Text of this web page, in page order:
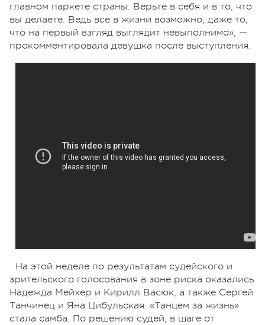
главном паркете страны. Верьте в себя и в то, что
вы делаете. Ведь все в жизни возможно, даже то,
что на первый взгляд выглядит невыполнимо», —
прокомментировала девушка после выступления.
На этой неделе по результатам судейского и
зрительского голосования в зоне риска оказались
Надежда Мейхер и Кирилл Васюк, а также Сергей
Танчинец и Яна Цибульская. «Танцем за жизнь»
стала самба. По решению судей, в шаге от